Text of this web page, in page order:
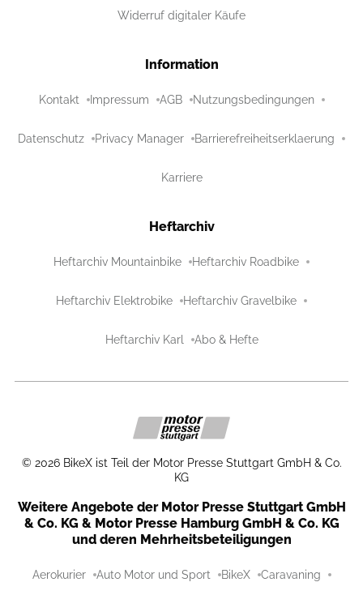
Widerruf digitaler Käufe
Information
Kontakt Impressum AGB Nutzungsbedingungen
Datenschutz Privacy Manager Barrierefreiheitserklaerung
Karriere
Heftarchiv
Heftarchiv Mountainbike Heftarchiv Roadbike
Heftarchiv Elektrobike Heftarchiv Gravelbike
Heftarchiv Karl Abo & Hefte
© 2026 BikeX ist Teil der Motor Presse Stuttgart GmbH & Co.
KG
Weitere Angebote der Motor Presse Stuttgart GmbH
& Co. KG & Motor Presse Hamburg GmbH & Co. KG
und deren Mehrheitsbeteiligungen
Aerokurier Auto Motor und Sport BikeX Caravaning